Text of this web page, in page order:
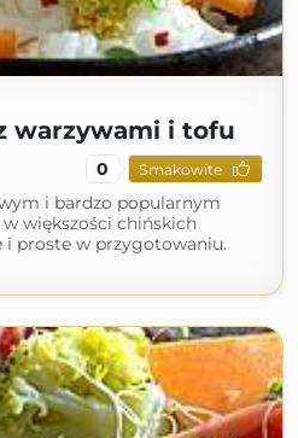
warzywami i tofu
0 Smakowite
i bardzo popularnym
większości chińskich
i proste w przygotowaniu.